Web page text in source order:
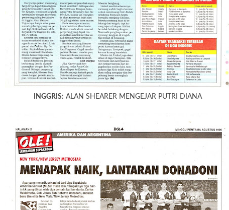
INGGRIS: ALAN SHEARER MENGEJAR PUTRI DIANA